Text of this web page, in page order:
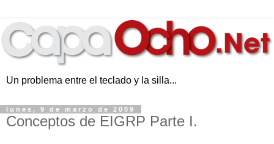
Un problema entre el teclado y la silla...
lunes, 9 de marzo de 2009
Conceptos de EIGRP Parte I.